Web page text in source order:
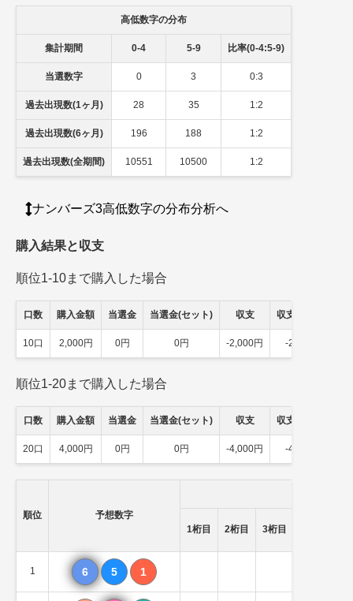
高低数字の分布
集計期間 0-4 5-9 比率(0-4:5-9)
当選数字 0 3 0:3
過去出現数(1ヶ月) 28 35 1:2
過去出現数(6ヶ月) 196 188 1:2
過去出現数(全期間) 10551 10500 1:2
ナンバーズ3高低数字の分布分析へ
購入結果と収支
順位1-10まで購入した場合
口数 購入金額 当選金 当選金(セット) 収支 収支(セット)
10口 2,000円 0円 0円 -2,000円 -2,000円
順位1-20まで購入した場合
口数 購入金額 当選金 当選金(セット) 収支 収支(セット)
20口 4,000円 0円 0円 -4,000円 -4,000円
順位
予想数字
1桁目
2桁目 3桁目
1 6 5 1